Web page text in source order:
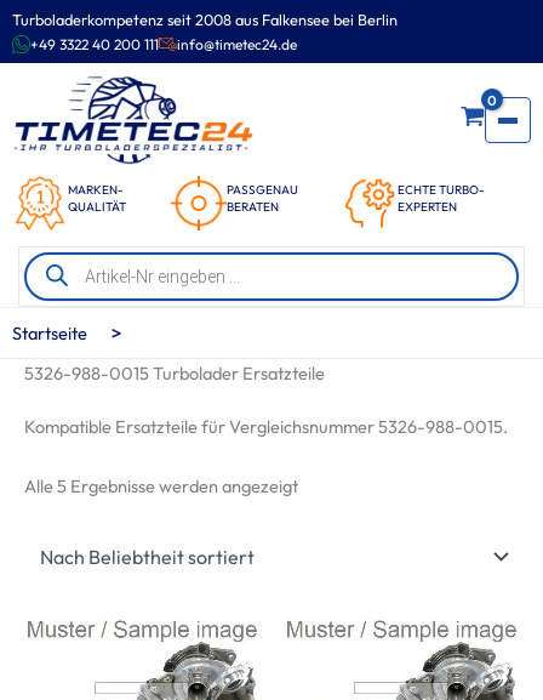
Turboladerkompetenz seit 2008 aus Falkensee bei Berlin
+49 3322 40 200 111 info@timetec24.de
MARKEN-
QUALITÄT
PASSGENAU
BERATEN
ECHTE TURBO-
EXPERTEN
0
Products
search
Zum
Inhalt
springen
Startseite >
5326-988-0015 Turbolader Ersatzteile
Kompatible Ersatzteile für Vergleichsnummer 5326-988-0015.
Alle 5 Ergebnisse werden angezeigtNach